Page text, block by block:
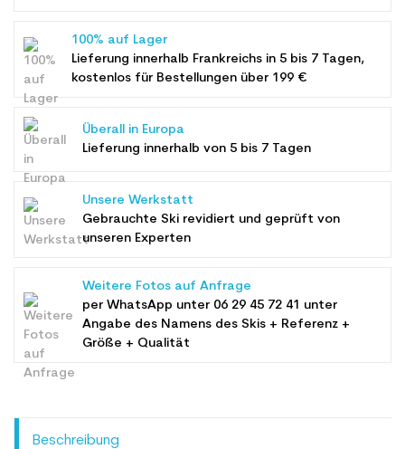
100% auf Lager
Lieferung innerhalb Frankreichs in 5 bis 7 Tagen,
kostenlos für Bestellungen über 199 €
Überall in Europa
Lieferung innerhalb von 5 bis 7 Tagen
Unsere Werkstatt
Gebrauchte Ski revidiert und geprüft von
unseren Experten
Weitere Fotos auf Anfrage
per WhatsApp unter 06 29 45 72 41 unter
Angabe des Namens des Skis + Referenz +
Größe + Qualität
Beschreibung